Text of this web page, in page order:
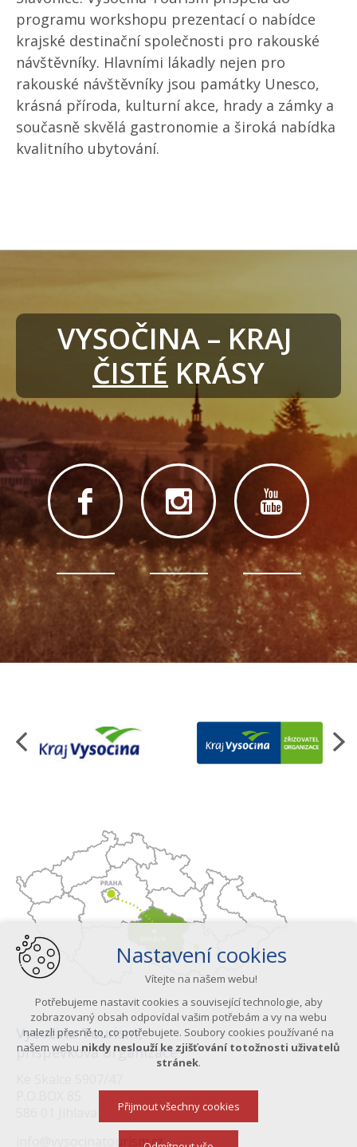
programu workshopu prezentací o nabídce
krajské destinační společnosti pro rakouské
návštěvníky. Hlavními lákadly nejen pro
rakouské návštěvníky jsou památky Unesco,
krásná příroda, kulturní akce, hrady a zámky a
současně skvělá gastronomie a široká nabídka
kvalitního ubytování.
VYSOČINA – KRAJ
ČISTÉ KRÁSY
Vysočina Tourism,
příspěvková organizace
info@vysocinatourism.cz
Nastavení cookies
Vítejte na našem webu!
Potřebujeme nastavit cookies a související technologie, aby
zobrazovaný obsah odpovídal vašim potřebám a vy na webu
nalezli přesně to, co potřebujete. Soubory cookies používané na
našem webu nikdy neslouží ke zjišťování totožnosti uživatelů
stránek.
Přijmout všechny cookies